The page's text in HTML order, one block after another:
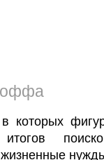
которых